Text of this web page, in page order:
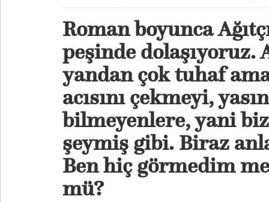
Roman boyunca
peşinde dolaşıyoruz.
yandan çok tuhaf
acısını çekmeyi,
bilmeyenlere, yani
şeymiş gibi. Biraz
Ben hiç görmedim
mü?